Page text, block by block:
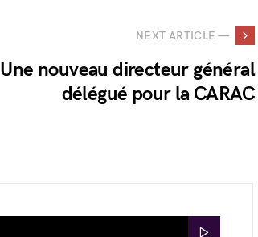
NEXT ARTICLE —
Une nouveau directeur général
délégué pour la CARAC